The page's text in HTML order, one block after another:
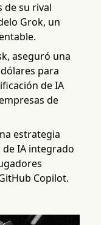
de su rival
Grok, un
aseguró una
para
de IA
de
estrategia
IA integrado
Copilot.